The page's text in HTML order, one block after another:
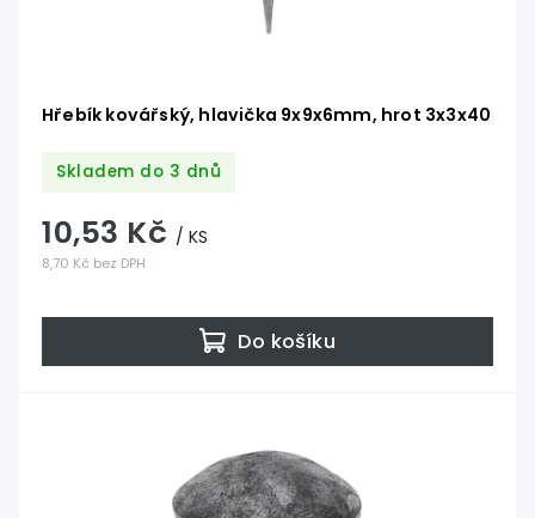
Hřebík kovářský, hlavička 9x9x6mm, hrot 3x3x40
Skladem do 3 dnů
8,70 Kč bez DPH
10,53 Kč / KS
Do košíku